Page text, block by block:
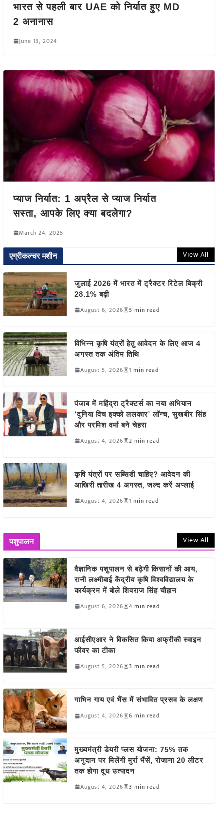
भारत से पहली बार UAE को निर्यात हुए MD
2 अनानास
June 13, 2024
प्याज निर्यात: 1 अप्रैल से प्याज निर्यात
सस्ता, आपके लिए क्या बदलेगा?
March 24, 2025
एग्रीकल्चर मशीन View All
जुलाई 2026 में भारत में ट्रैक्टर रिटेल बिक्री
28.1% बढ़ी
August 6, 2026 5 min read
विभिन्न कृषि यंत्रों हेतु आवेदन के लिए आज 4
अगस्त तक अंतिम तिथि
August 5, 2026 1 min read
पंजाब में महिंद्रा ट्रैक्टर्स का नया अभियान
‘दुनिया विच इक्को ललकार’ लॉन्च, सुखबीर सिंह
और परमिश वर्मा बने चेहरा
August 4, 2026 2 min read
कृषि यंत्रों पर सब्सिडी चाहिए? आवेदन की
आखिरी तारीख 4 अगस्त, जल्द करें अप्लाई
August 4, 2026 1 min read
पशुपालन View All
वैज्ञानिक पशुपालन से बढ़ेगी किसानों की आय,
रानी लक्ष्मीबाई केंद्रीय कृषि विश्वविद्यालय के
कार्यक्रम में बोले शिवराज सिंह चौहान
August 6, 2026 4 min read
आईसीएआर ने विकसित किया अफ्रीकी स्वाइन
फीवर का टीका
August 5, 2026 3 min read
गाभिन गाय एवं भैंस में संभावित प्रसव के लक्षण
August 4, 2026 6 min read
मुख्यमंत्री डेयरी प्लस योजना: 75% तक
अनुदान पर मिलेंगी मुर्रा भैंसें, रोजाना 20 लीटर
तक होगा दूध उत्पादन
August 4, 2026 3 min read